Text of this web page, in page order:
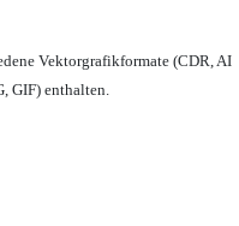
Vektorgrafikformate (CDR, AI
GIF) enthalten.